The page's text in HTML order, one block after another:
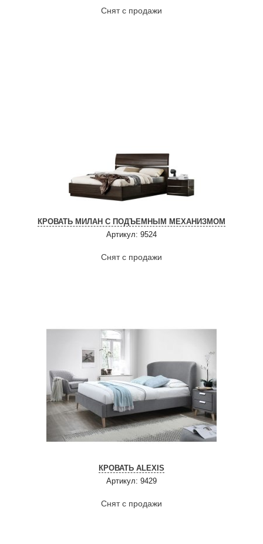
Снят с продажи
КРОВАТЬ МИЛАН С ПОДЪЕМНЫМ МЕХАНИЗМОМ
Артикул: 9524
Снят с продажи
КРОВАТЬ ALEXIS
Артикул: 9429
Снят с продажи